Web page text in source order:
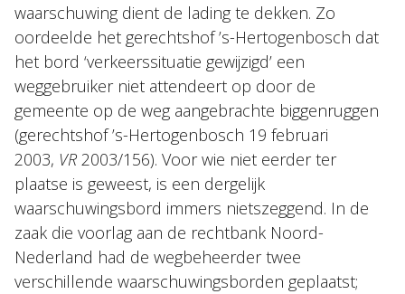
waarschuwing dient de lading te dekken. Zo
oordeelde het gerechtshof ’s-Hertogenbosch dat
het bord ‘verkeerssituatie gewijzigd’ een
weggebruiker niet attendeert op door de
gemeente op de weg aangebrachte biggenruggen
(gerechtshof ’s-Hertogenbosch 19 februari
2003, VR 2003/156). Voor wie niet eerder ter
plaatse is geweest, is een dergelijk
waarschuwingsbord immers nietszeggend. In de
zaak die voorlag aan de rechtbank Noord-
Nederland had de wegbeheerder twee
verschillende waarschuwingsborden geplaatst;